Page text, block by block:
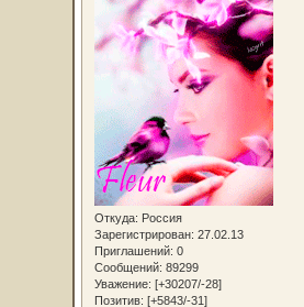
Откуда: Россия
Зарегистрирован: 27.02.13
Приглашений: 0
Сообщений: 89299
Уважение: [+30207/-28]
Позитив: [+5843/-31]